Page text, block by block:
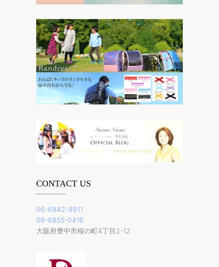
CONTACT US
06-6842-9911
06-6855-0416
大阪府豊中市桜の町4丁目2-12